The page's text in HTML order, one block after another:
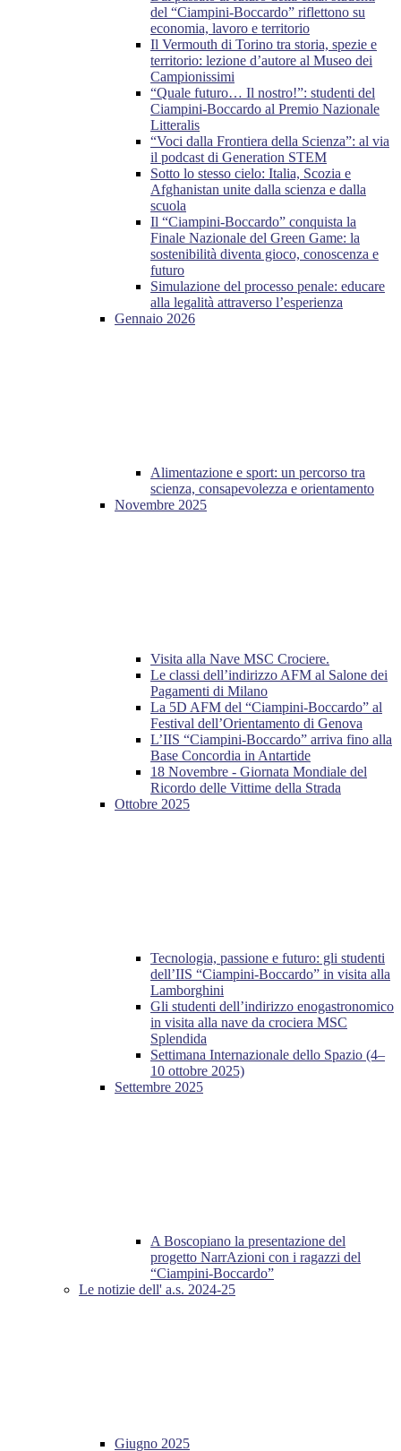
del “Ciampini-Boccardo” riflettono su
economia, lavoro e territorio
Il Vermouth di Torino tra storia, spezie e
territorio: lezione d’autore al Museo dei
Campionissimi
“Quale futuro… Il nostro!”: studenti del
Ciampini-Boccardo al Premio Nazionale
Litteralis
“Voci dalla Frontiera della Scienza”: al via
il podcast di Generation STEM
Sotto lo stesso cielo: Italia, Scozia e
Afghanistan unite dalla scienza e dalla
scuola
Il “Ciampini-Boccardo” conquista la
Finale Nazionale del Green Game: la
sostenibilità diventa gioco, conoscenza e
futuro
Simulazione del processo penale: educare
alla legalità attraverso l’esperienza
Gennaio 2026
Alimentazione e sport: un percorso tra
scienza, consapevolezza e orientamento
Novembre 2025
Visita alla Nave MSC Crociere.
Le classi dell’indirizzo AFM al Salone dei
Pagamenti di Milano
La 5D AFM del “Ciampini-Boccardo” al
Festival dell’Orientamento di Genova
L’IIS “Ciampini-Boccardo” arriva fino alla
Base Concordia in Antartide
18 Novembre - Giornata Mondiale del
Ricordo delle Vittime della Strada
Ottobre 2025
Tecnologia, passione e futuro: gli studenti
dell’IIS “Ciampini-Boccardo” in visita alla
Lamborghini
Gli studenti dell’indirizzo enogastronomico
in visita alla nave da crociera MSC
Splendida
Settimana Internazionale dello Spazio (4–
10 ottobre 2025)
Settembre 2025
A Boscopiano la presentazione del
progetto NarrAzioni con i ragazzi del
“Ciampini-Boccardo”
Le notizie dell' a.s. 2024-25
Giugno 2025